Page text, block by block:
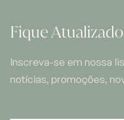
Fique Atualizado
Inscreva-se em nossa
notícias, promoções,